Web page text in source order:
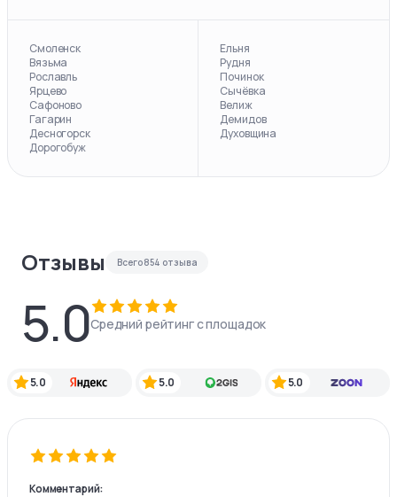
Смоленск
Вязьма
Рославль
Ярцево
Сафоново
Гагарин
Десногорск
Дорогобуж
Ельня
Рудня
Починок
Сычёвка
Велиж
Демидов
Духовщина
Отзывы Всего854 отзыва
5.0Средний рейтинг с площадок
5.0 5.0 5.0
Комментарий: